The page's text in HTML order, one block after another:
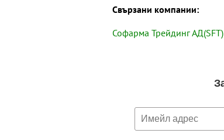
Свързани компании:
Софарма Трейдинг АД(SFT)